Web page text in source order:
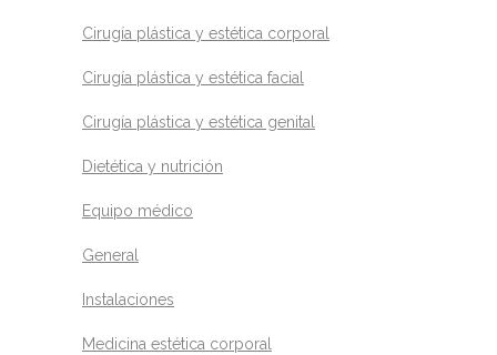
Cirugía plástica y estética corporal
Cirugía plástica y estética facial
Cirugía plástica y estética genital
Dietética y nutrición
Equipo médico
General
Instalaciones
Medicina estética corporal